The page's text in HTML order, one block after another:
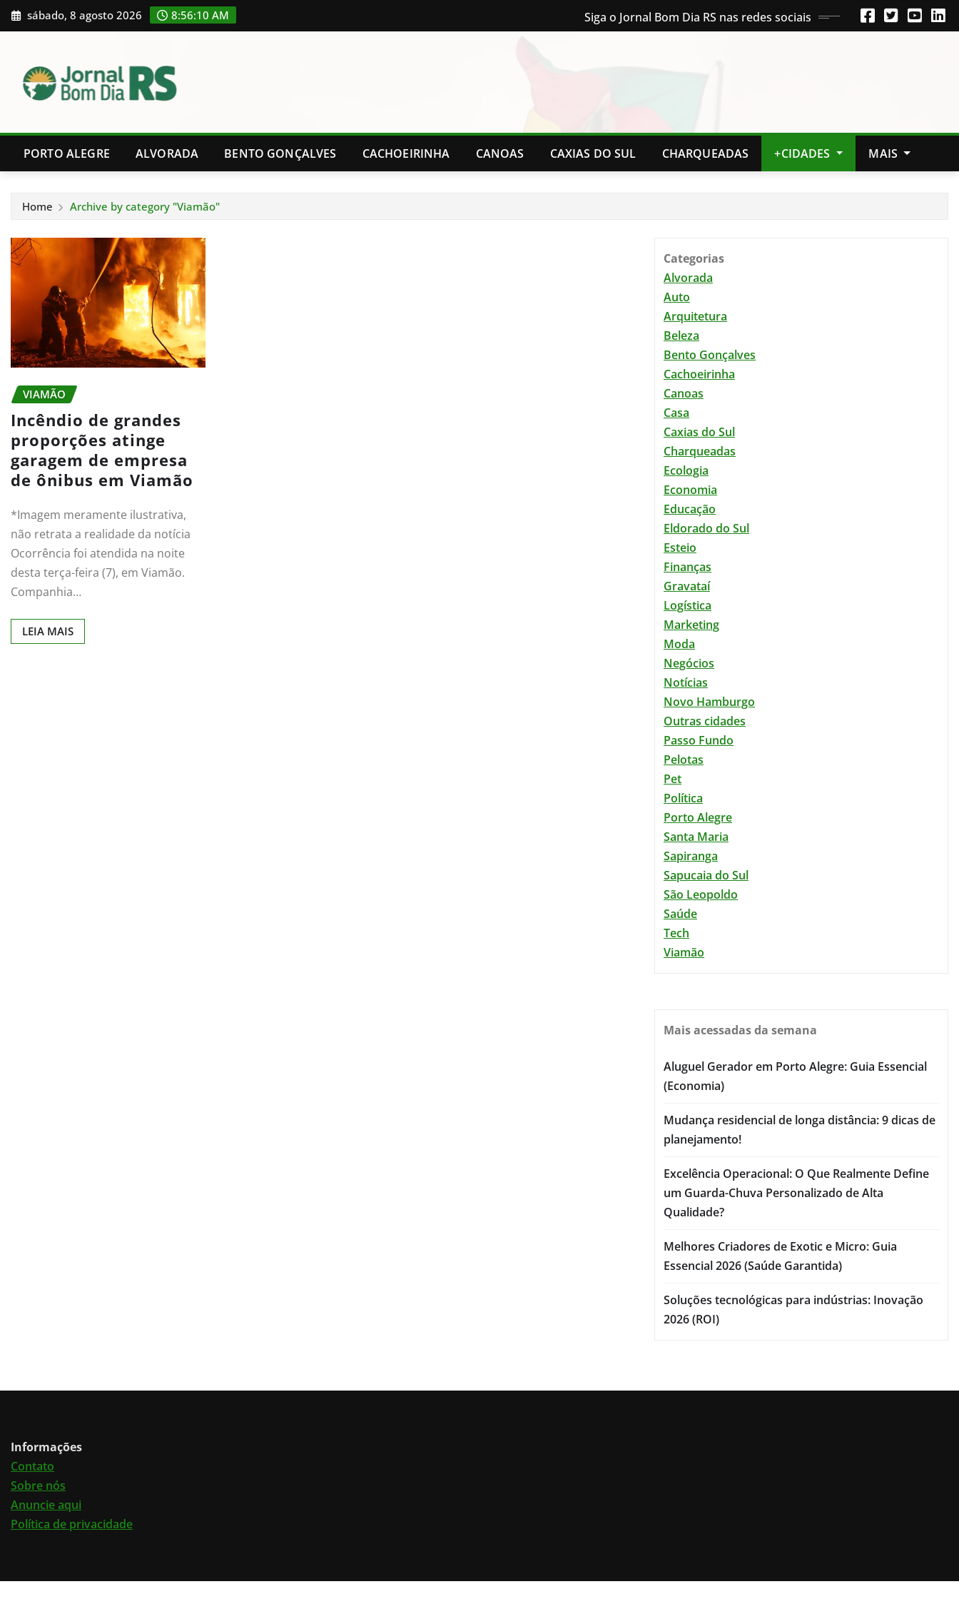
Skip
to
sábado, 8 agosto 2026 8:56:11 AM Siga o Jornal Bom Dia RS nas redes sociais
PORTO ALEGRE ALVORADA BENTO GONÇALVES CACHOEIRINHA CANOAS CAXIAS DO SUL CHARQUEADAS +CIDADES MAIS
Home Archive by category "Viamão"
VIAMÃO
Incêndio de grandes
proporções atinge
garagem de empresa
de ônibus em Viamão
*Imagem meramente ilustrativa,
não retrata a realidade da notícia
Ocorrência foi atendida na noite
desta terça-feira (7), em Viamão.
Companhia…
LEIA MAIS
Categorias
Alvorada
Auto
Arquitetura
Beleza
Bento Gonçalves
Cachoeirinha
Canoas
Casa
Caxias do Sul
Charqueadas
Ecologia
Economia
Educação
Eldorado do Sul
Esteio
Finanças
Gravataí
Logística
Marketing
Moda
Negócios
Notícias
Novo Hamburgo
Outras cidades
Passo Fundo
Pelotas
Pet
Política
Porto Alegre
Santa Maria
Sapiranga
Sapucaia do Sul
São Leopoldo
Saúde
Tech
Viamão
Mais acessadas da semana
Aluguel Gerador em Porto Alegre: Guia Essencial
(Economia)
Mudança residencial de longa distância: 9 dicas de
planejamento!
Excelência Operacional: O Que Realmente Define
um Guarda-Chuva Personalizado de Alta
Qualidade?
Melhores Criadores de Exotic e Micro: Guia
Essencial 2026 (Saúde Garantida)
Soluções tecnológicas para indústrias: Inovação
2026 (ROI)
Informações
Contato
Sobre nós
Anuncie aqui
Política de privacidade